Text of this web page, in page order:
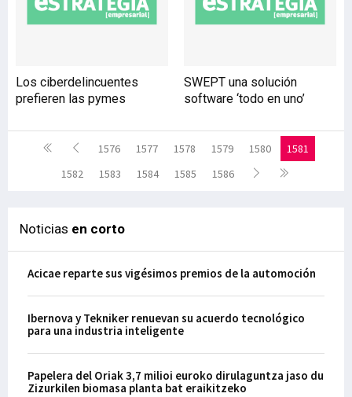
Los ciberdelincuentes
prefieren las pymes
SWEPT una solución
software ‘todo en uno’
1576 1577 1578 1579 1580
1581
1582
1583 1584 1585 1586
Noticias en corto
Acicae reparte sus vigésimos premios de la automoción
Ibernova y Tekniker renuevan su acuerdo tecnológico
para una industria inteligente
Papelera del Oriak 3,7 milioi euroko dirulaguntza jaso du
Zizurkilen biomasa planta bat eraikitzeko